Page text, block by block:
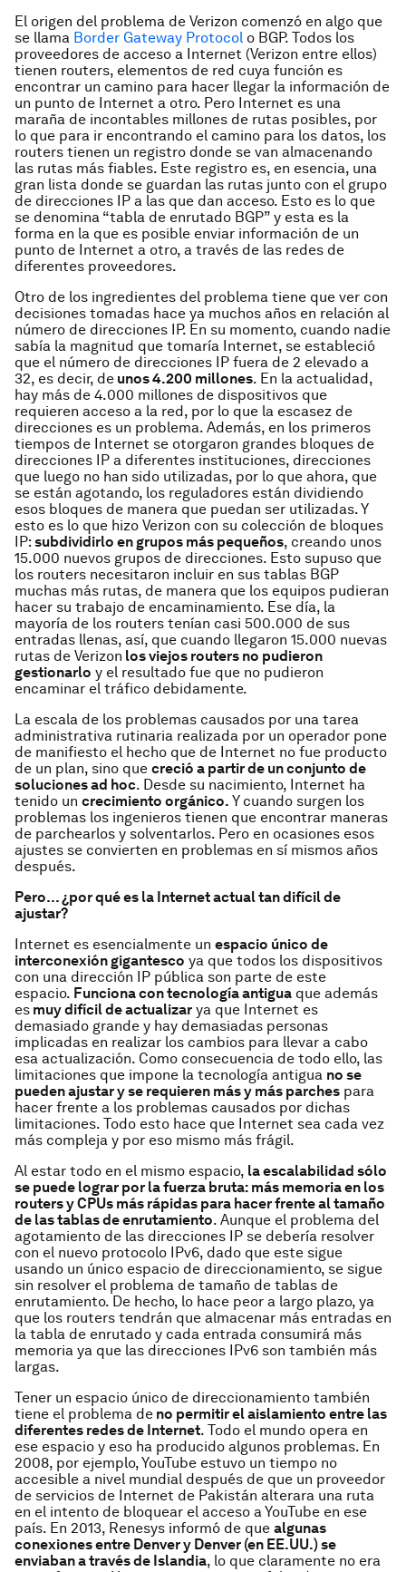
El origen del problema de Verizon comenzó en algo que
se llama Border Gateway Protocol o BGP. Todos los
proveedores de acceso a Internet (Verizon entre ellos)
tienen routers, elementos de red cuya función es
encontrar un camino para hacer llegar la información de
un punto de Internet a otro. Pero Internet es una
maraña de incontables millones de rutas posibles, por
lo que para ir encontrando el camino para los datos, los
routers tienen un registro donde se van almacenando
las rutas más fiables. Este registro es, en esencia, una
gran lista donde se guardan las rutas junto con el grupo
de direcciones IP a las que dan acceso. Esto es lo que
se denomina “tabla de enrutado BGP” y esta es la
forma en la que es posible enviar información de un
punto de Internet a otro, a través de las redes de
diferentes proveedores.
Otro de los ingredientes del problema tiene que ver con
decisiones tomadas hace ya muchos años en relación al
número de direcciones IP. En su momento, cuando nadie
sabía la magnitud que tomaría Internet, se estableció
que el número de direcciones IP fuera de 2 elevado a
32, es decir, de unos 4.200 millones. En la actualidad,
hay más de 4.000 millones de dispositivos que
requieren acceso a la red, por lo que la escasez de
direcciones es un problema. Además, en los primeros
tiempos de Internet se otorgaron grandes bloques de
direcciones IP a diferentes instituciones, direcciones
que luego no han sido utilizadas, por lo que ahora, que
se están agotando, los reguladores están dividiendo
esos bloques de manera que puedan ser utilizadas. Y
esto es lo que hizo Verizon con su colección de bloques
IP: subdividirlo en grupos más pequeños, creando unos
15.000 nuevos grupos de direcciones. Esto supuso que
los routers necesitaron incluir en sus tablas BGP
muchas más rutas, de manera que los equipos pudieran
hacer su trabajo de encaminamiento. Ese día, la
mayoría de los routers tenían casi 500.000 de sus
entradas llenas, así, que cuando llegaron 15.000 nuevas
rutas de Verizon los viejos routers no pudieron
gestionarlo y el resultado fue que no pudieron
encaminar el tráfico debidamente.
La escala de los problemas causados por una tarea
administrativa rutinaria realizada por un operador pone
de manifiesto el hecho que de Internet no fue producto
de un plan, sino que creció a partir de un conjunto de
soluciones ad hoc. Desde su nacimiento, Internet ha
tenido un crecimiento orgánico. Y cuando surgen los
problemas los ingenieros tienen que encontrar maneras
de parchearlos y solventarlos. Pero en ocasiones esos
ajustes se convierten en problemas en sí mismos años
después.
Pero… ¿por qué es la Internet actual tan difícil de
ajustar?
Internet es esencialmente un espacio único de
interconexión gigantesco ya que todos los dispositivos
con una dirección IP pública son parte de este
espacio. Funciona con tecnología antigua que además
es muy difícil de actualizar ya que Internet es
demasiado grande y hay demasiadas personas
implicadas en realizar los cambios para llevar a cabo
esa actualización. Como consecuencia de todo ello, las
limitaciones que impone la tecnología antigua no se
pueden ajustar y se requieren más y más parches para
hacer frente a los problemas causados por dichas
limitaciones. Todo esto hace que Internet sea cada vez
más compleja y por eso mismo más frágil.
Al estar todo en el mismo espacio, la escalabilidad sólo
se puede lograr por la fuerza bruta: más memoria en los
routers y CPUs más rápidas para hacer frente al tamaño
de las tablas de enrutamiento. Aunque el problema del
agotamiento de las direcciones IP se debería resolver
con el nuevo protocolo IPv6, dado que este sigue
usando un único espacio de direccionamiento, se sigue
sin resolver el problema de tamaño de tablas de
enrutamiento. De hecho, lo hace peor a largo plazo, ya
que los routers tendrán que almacenar más entradas en
la tabla de enrutado y cada entrada consumirá más
memoria ya que las direcciones IPv6 son también más
largas.
Tener un espacio único de direccionamiento también
tiene el problema de no permitir el aislamiento entre las
diferentes redes de Internet. Todo el mundo opera en
ese espacio y eso ha producido algunos problemas. En
2008, por ejemplo, YouTube estuvo un tiempo no
accesible a nivel mundial después de que un proveedor
de servicios de Internet de Pakistán alterara una ruta
en el intento de bloquear el acceso a YouTube en ese
país. En 2013, Renesys informó de que algunas
conexiones entre Denver y Denver (en EE.UU.) se
enviaban a través de Islandia, lo que claramente no era